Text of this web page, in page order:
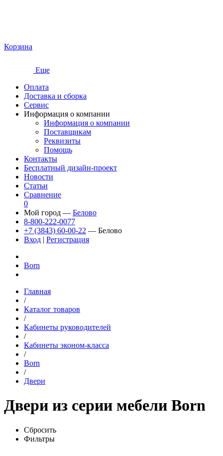
Корзина
Еще
Оплата
Доставка и сборка
Сервис
Информация о компании
Информация о компании
Поставщикам
Реквизиты
Помощь
Контакты
Бесплатный дизайн-проект
Новости
Статьи
Сравнение
0
Мой город — Белово
8-800-222-0077
+7 (3843) 60-00-22 — Белово
Вход | Регистрация
Born
Главная
/
Каталог товаров
/
Кабинеты руководителей
/
Кабинеты эконом-класса
/
Born
/
Двери
Двери из серии мебели Born
Сбросить
Фильтры